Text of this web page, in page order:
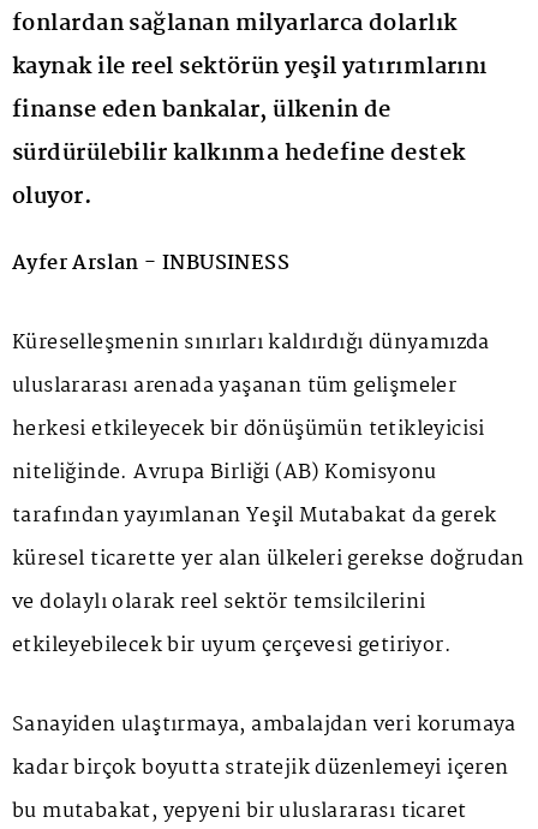
fonlardan sağlanan milyarlarca dolarlık
kaynak ile reel sektörün yeşil yatırımlarını
finanse eden bankalar, ülkenin de
sürdürülebilir kalkınma hedefine destek
oluyor.
Ayfer Arslan - INBUSINESS
Küreselleşmenin sınırları kaldırdığı dünyamızda
uluslararası arenada yaşanan tüm gelişmeler
herkesi etkileyecek bir dönüşümün tetikleyicisi
niteliğinde. Avrupa Birliği (AB) Komisyonu
tarafından yayımlanan Yeşil Mutabakat da gerek
küresel ticarette yer alan ülkeleri gerekse doğrudan
ve dolaylı olarak reel sektör temsilcilerini
etkileyebilecek bir uyum çerçevesi getiriyor.
Sanayiden ulaştırmaya, ambalajdan veri korumaya
kadar birçok boyutta stratejik düzenlemeyi içeren
bu mutabakat, yepyeni bir uluslararası ticaret